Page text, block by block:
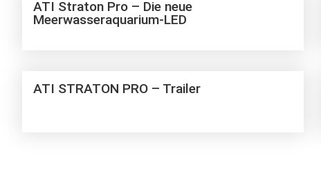
ATI Straton Pro – Die neue
Meerwasseraquarium-LED
ATI STRATON PRO – Trailer